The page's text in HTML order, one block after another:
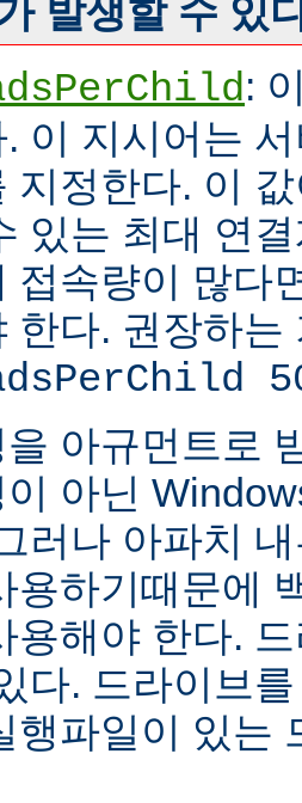
발생할 수 있
:
이 지시어는
지정한다. 이
있는 최대 연
접속량이 많다
한다. 권장하는
아규먼트로
아닌
러나 아파치
용하기때문에
용해야 한다.
다. 드라이브
행파일이 있는